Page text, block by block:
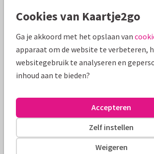
Productinformatie
Lief kaartje voor de geboorte van een
hartjes vorm, strikje en rondom kleine
Alle kaarten zijn helemaal naar wens
Cookies van Kaartje2go
Ga je akkoord met het opslaan van
apparaat om de website te verbeteren,
websitegebruik te analyseren en
inhoud aan te bieden?
Weigeren
Zelf instellen
Accepteren